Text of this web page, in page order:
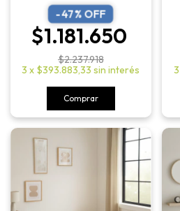
-47% OFF
$1.181.650
$2.237.918
3 x $393.883,33 sin interés
Comprar
3